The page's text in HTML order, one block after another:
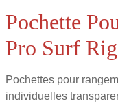
Pochette
Pro Surf
Pochettes pour
individuelles